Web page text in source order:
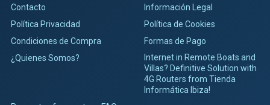
Contacto
Información Legal
Política Privacidad
Política de Cookies
Condiciones de Compra
Formas de Pago
¿Quienes Somos?
Internet in Remote Boats and
Villas? Definitive Solution with
4G Routers from Tienda
Informática Ibiza!